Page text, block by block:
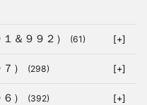
＆９９２） (61) [+]
） (298) [+]
） (392) [+]